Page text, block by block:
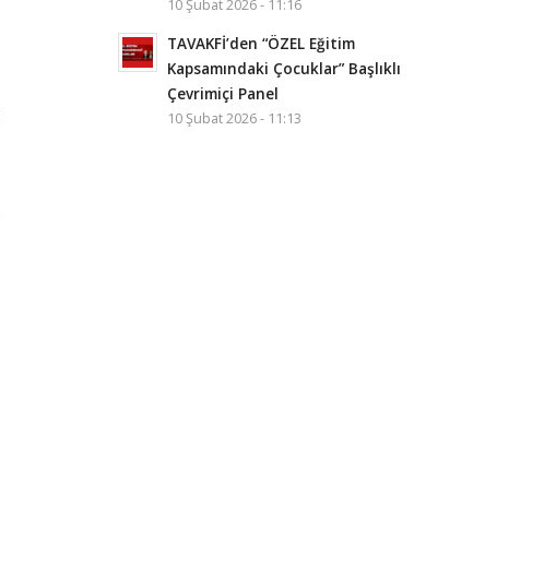
10 Şubat 2026 - 11:16
TAVAKFİ’den “ÖZEL Eğitim
Kapsamındaki Çocuklar” Başlıklı
Çevrimiçi Panel
10 Şubat 2026 - 11:13